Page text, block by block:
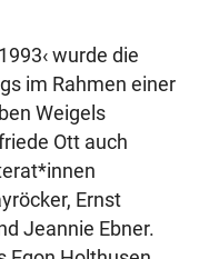
wurde die
im Rahmen einer
Weigels
Ott auch
Ernst
Jeannie Ebner.